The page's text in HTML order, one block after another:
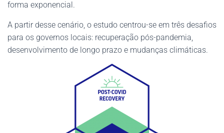
forma exponencial.
A partir desse cenário, o estudo centrou-se em três desafios
para os governos locais: recuperação pós-pandemia,
desenvolvimento de longo prazo e mudanças climáticas.